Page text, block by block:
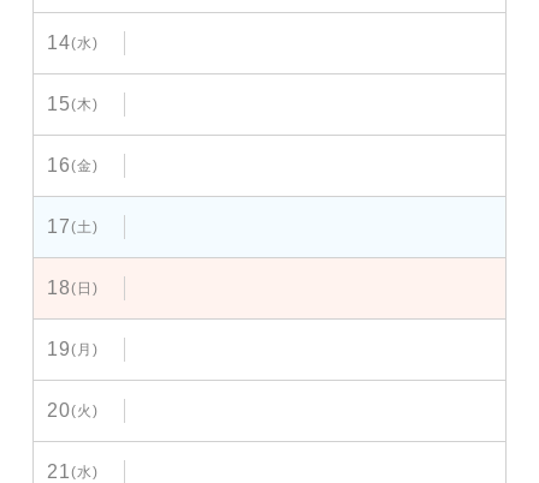
14(水)
15(木)
16(金)
17(土)
18(日)
19(月)
20(火)
21(水)